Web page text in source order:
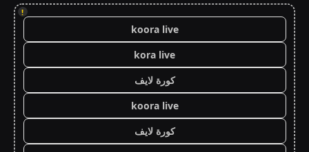
!
koora live
kora live
كورة لايف
koora live
كورة لايف